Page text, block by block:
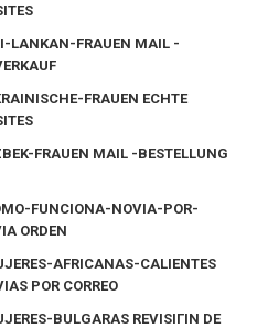
LANKAN-FRAUEN MAIL -
FRAUEN ECHTE
FRAUEN MAIL -BESTELLUNG
FUNCIONA-NOVIA-POR-
ORDEN
AFRICANAS-CALIENTES
POR CORREO
BULGARAS REVISIГІN DE